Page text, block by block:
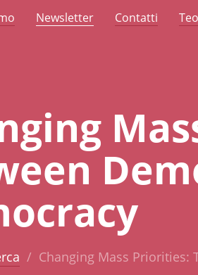
Newsletter Contatti
Changing Mass Priorities: